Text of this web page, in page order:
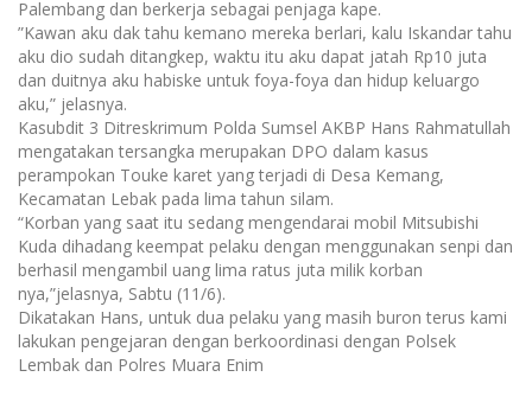
Palembang dan berkerja sebagai penjaga kape.
”Kawan aku dak tahu kemano mereka berlari, kalu Iskandar tahu
aku dio sudah ditangkep, waktu itu aku dapat jatah Rp10 juta
dan duitnya aku habiske untuk foya-foya dan hidup keluargo
aku,” jelasnya.
Kasubdit 3 Ditreskrimum Polda Sumsel AKBP Hans Rahmatullah
mengatakan tersangka merupakan DPO dalam kasus
perampokan Touke karet yang terjadi di Desa Kemang,
Kecamatan Lebak pada lima tahun silam.
“Korban yang saat itu sedang mengendarai mobil Mitsubishi
Kuda dihadang keempat pelaku dengan menggunakan senpi dan
berhasil mengambil uang lima ratus juta milik korban
nya,”jelasnya, Sabtu (11/6).
Dikatakan Hans, untuk dua pelaku yang masih buron terus kami
lakukan pengejaran dengan berkoordinasi dengan Polsek
Lembak dan Polres Muara Enim